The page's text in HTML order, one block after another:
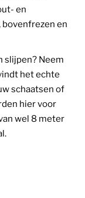
en
bovenfrezen en
slijpen? Neem
het echte
schaatsen of
hier voor
wel 8 meter